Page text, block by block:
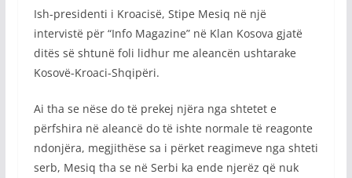
Ish-presidenti i Kroacisë, Stipe Mesiq në një
intervistë për “Info Magazine” në Klan Kosova gjatë
ditës së shtunë foli lidhur me aleancën ushtarake
Kosovë-Kroaci-Shqipëri.
Ai tha se nëse do të prekej njëra nga shtetet e
përfshira në aleancë do të ishte normale të reagonte
ndonjëra, megjithëse sa i përket reagimeve nga shteti
serb, Mesiq tha se në Serbi ka ende njerëz që nuk